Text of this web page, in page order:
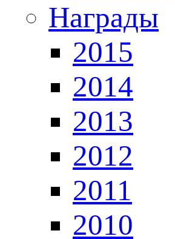
Награды
2015
2014
2013
2012
2011
2010